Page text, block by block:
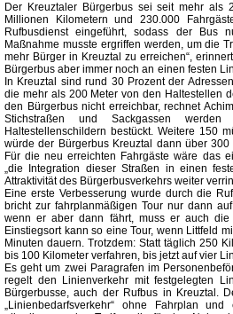
Der Kreuztaler Bürgerbus sei seit mehr
Millionen Kilometern und 230.000
Rufbusdienst eingeführt, sodass der Bus
Maßnahme musste ergriffen werden, um die
mehr Bürger in Kreuztal zu erreichen“,
Bürgerbus aber immer noch an einen festen
In Kreuztal sind rund 30 Prozent der
die mehr als 200 Meter von den Haltestellen
den Bürgerbus nicht erreichbar, rechnet
Stichstraßen und Sackgassen
Haltestellenschildern bestückt. Weitere 150
würde der Bürgerbus Kreuztal dann über 300
Für die neu erreichten Fahrgäste wäre das
„die Integration dieser Straßen in einen
Attraktivität des Bürgerbusverkehrs weiter
Eine erste Verbesserung wurde durch die
bricht zur fahrplanmäßigen Tour nur dann
wenn er aber dann fährt, muss er auch
Einstiegsort kann so eine Tour, wenn Littfeld
Minuten dauern. Trotzdem: Statt täglich 250
bis 100 Kilometer verfahren, bis jetzt auf vier
Es geht um zwei Paragrafen im
regelt den Linienverkehr mit festgelegten
Bürgerbusse, auch der Rufbus in Kreuztal.
„Linienbedarfsverkehr“ ohne Fahrplan